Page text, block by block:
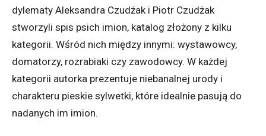
dylematy Aleksandra Czudżak i Piotr Czudżak
stworzyli spis psich imion, katalog złożony z kilku
kategorii. Wśród nich między innymi: wystawowcy,
domatorzy, rozrabiaki czy zawodowcy. W każdej
kategorii autorka prezentuje niebanalnej urody i
charakteru pieskie sylwetki, które idealnie pasują do
nadanych im imion.